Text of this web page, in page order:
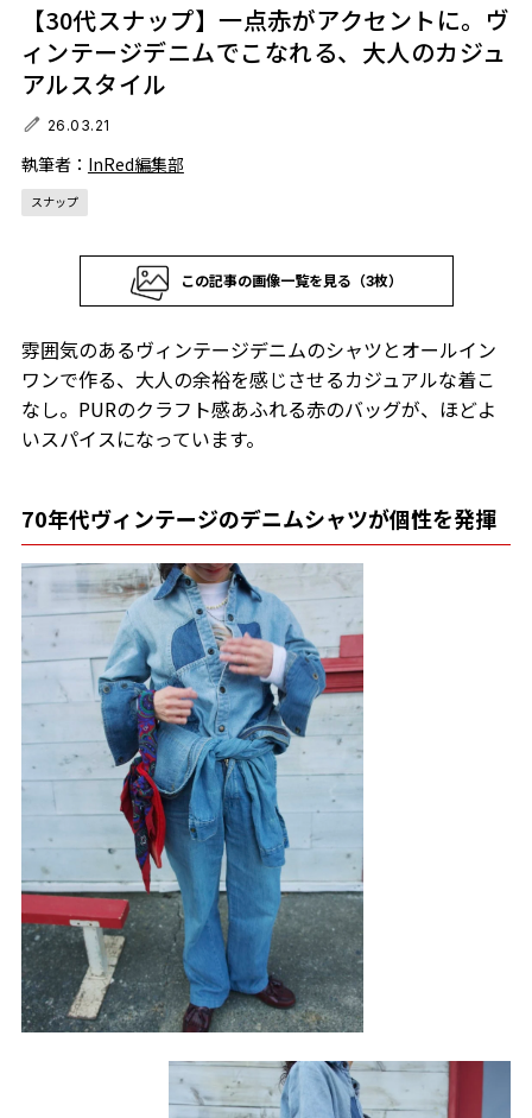
【30代スナップ】一点赤がアクセントに。ヴ
ィンテージデニムでこなれる、大人のカジュ
アルスタイル
26.03.21
執筆者： InRed編集部
スナップ
この記事の画像一覧を見る（3枚）
雰囲気のあるヴィンテージデニムのシャツとオールイン
ワンで作る、大人の余裕を感じさせるカジュアルな着こ
なし。PURのクラフト感あふれる赤のバッグが、ほどよ
いスパイスになっています。
70年代ヴィンテージのデニムシャツが個性を発揮